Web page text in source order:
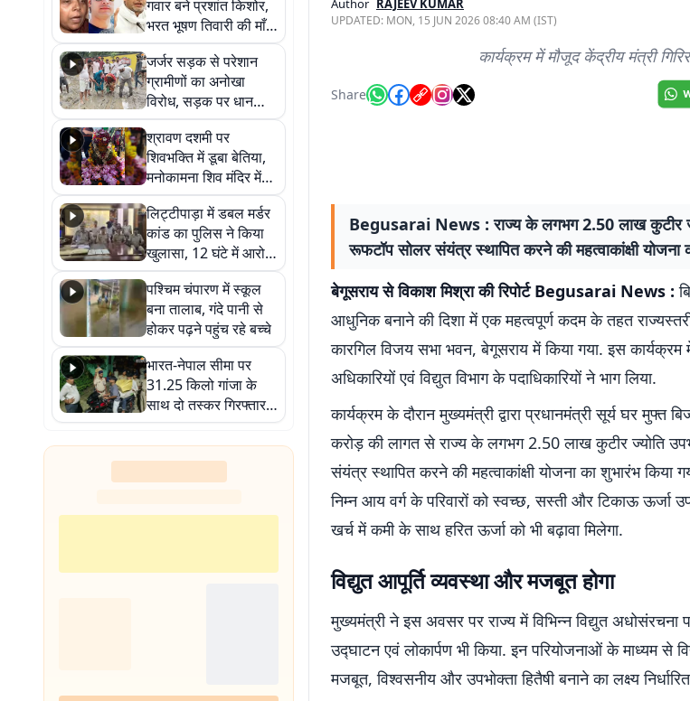
गवार बने प्रशांत किशोर,
भरत भूषण तिवारी की माँ ने
कहा नहीं थी उम्मीद, बेटा
था तो किसी को बोलने की
नहीं थी हिम्मत
जर्जर सड़क से परेशान
ग्रामीणों का अनोखा
विरोध, सड़क पर धान
रोपकर और खाद डालकर
जताया आक्रोश
श्रावण दशमी पर
शिवभक्ति में डूबा बेतिया,
मनोकामना शिव मंदिर में
हुआ भव्य श्रृंगार
लिट्टीपाड़ा में डबल मर्डर
कांड का पुलिस ने किया
खुलासा, 12 घंटे में आरोपी
गिरफ्तार
पश्चिम चंपारण में स्कूल
बना तालाब, गंदे पानी से
होकर पढ़ने पहुंच रहे बच्चे
भारत-नेपाल सीमा पर
31.25 किलो गांजा के
साथ दो तस्कर गिरफ्तार,
नेपाली नंबर की बाइक
जब्त
Author RAJEEV KUMAR
UPDATED: MON, 15 JUN 2026 08:40 AM (IST)
कार्यक्रम में मौजूद केंद्रीय मंत्री
Share
Begusarai News : राज्य के लगभग 2.50 लाख कुटीर
रूफटॉप सोलर संयंत्र स्थापित करने की महत्वाकांक्षी योजना
बेगूसराय से विकाश मिश्रा की रिपोर्ट Begusarai News :
आधुनिक बनाने की दिशा में एक महत्वपूर्ण कदम के तहत
कारगिल विजय सभा भवन, बेगूसराय में किया गया. इस कार्यक्रम
अधिकारियों एवं विद्युत विभाग के पदाधिकारियों ने भाग लिया.
कार्यक्रम के दौरान मुख्यमंत्री द्वारा प्रधानमंत्री सूर्य घर मुफ्त
करोड़ की लागत से राज्य के लगभग 2.50 लाख कुटीर ज्योति
संयंत्र स्थापित करने की महत्वाकांक्षी योजना का शुभारंभ किया
निम्न आय वर्ग के परिवारों को स्वच्छ, सस्ती और टिकाऊ ऊर्जा
खर्च में कमी के साथ हरित ऊर्जा को भी बढ़ावा मिलेगा.
विद्युत आपूर्ति व्यवस्था और मजबूत होगा
मुख्यमंत्री ने इस अवसर पर राज्य में विभिन्न विद्युत अधोसंरचना
उद्घाटन एवं लोकार्पण भी किया. इन परियोजनाओं के माध्यम से
मजबूत, विश्वसनीय और उपभोक्ता हितैषी बनाने का लक्ष्य